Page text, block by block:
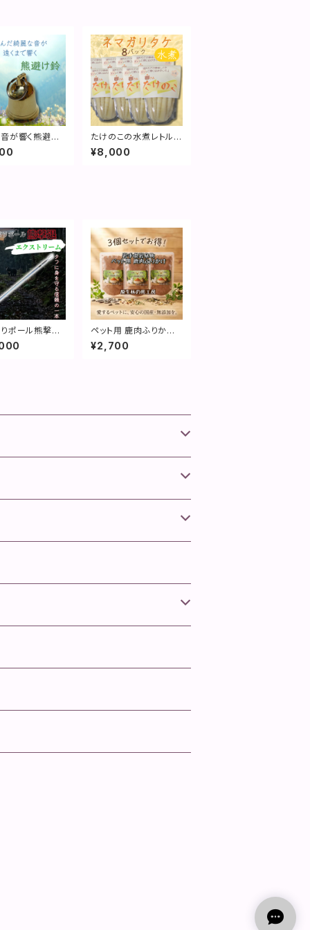
が響く熊避け
たけのこの水煮レトル
ト 150g入り 8袋セ
ット
¥8,000
ポール熊撃退
リーム【特許取
ペット用 鹿肉ふりかけ
（3個セット）
¥2,700